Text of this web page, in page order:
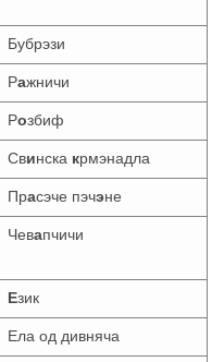
Бубрэзи
Ражничи
Розбиф
Свинска крмэнадла
Прасэче пэчэне
Чевапчичи
Език
Ела од дивняча